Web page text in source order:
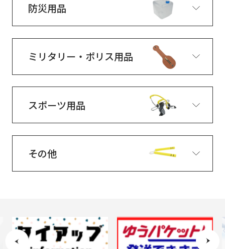
防災用品
ミリタリー・ポリス用品
スポーツ用品
その他